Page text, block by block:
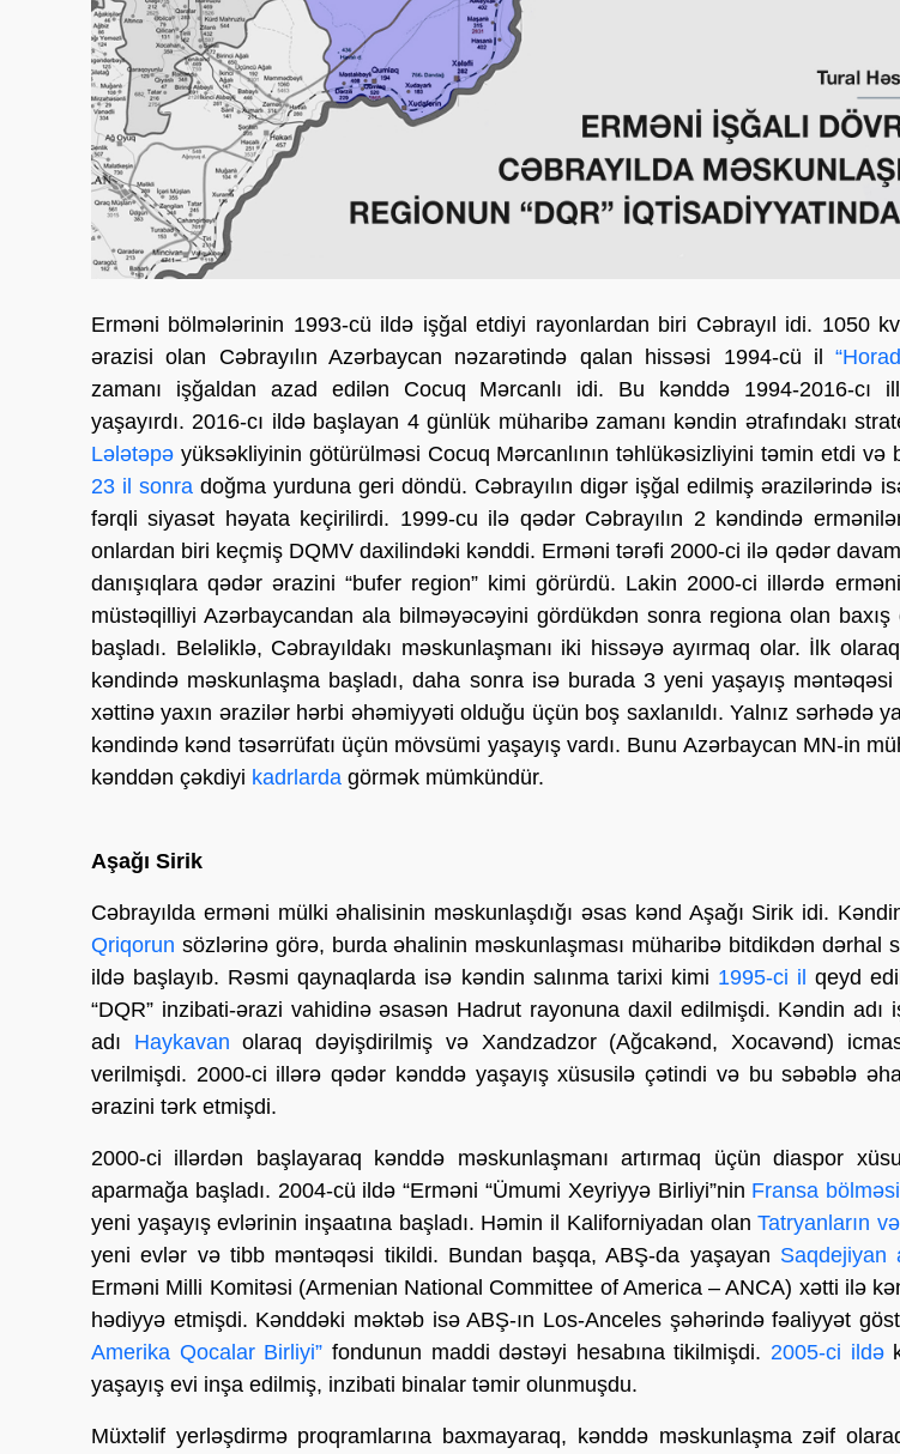
Erməni bölmələrinin 1993-cü ildə işğal etdiyi rayonlardan biri Cəbrayıl idi. 1050
ərazisi olan Cəbrayılın Azərbaycan nəzarətində qalan hissəsi 1994-cü il
zamanı işğaldan azad edilən Cocuq Mərcanlı idi. Bu kənddə 1994-2016-cı
yaşayırdı. 2016-cı ildə başlayan 4 günlük müharibə zamanı kəndin ətrafındakı
Lələtəpə yüksəkliyinin götürülməsi Cocuq Mərcanlının təhlükəsizliyini təmin etdi və
23 il sonra doğma yurduna geri döndü. Cəbrayılın digər işğal edilmiş ərazilərində
fərqli siyasət həyata keçirilirdi. 1999-cu ilə qədər Cəbrayılın 2 kəndində
onlardan biri keçmiş DQMV daxilindəki kənddi. Erməni tərəfi 2000-ci ilə qədər
danışıqlara qədər ərazini “bufer region” kimi görürdü. Lakin 2000-ci illərdə
müstəqilliyi Azərbaycandan ala bilməyəcəyini gördükdən sonra regiona olan baxış
başladı. Beləliklə, Cəbrayıldakı məskunlaşmanı iki hissəyə ayırmaq olar. İlk
kəndində məskunlaşma başladı, daha sonra isə burada 3 yeni yaşayış
xəttinə yaxın ərazilər hərbi əhəmiyyəti olduğu üçün boş saxlanıldı. Yalnız sərhədə
kəndində kənd təsərrüfatı üçün mövsümi yaşayış vardı. Bunu Azərbaycan MN-in
kənddən çəkdiyi kadrlarda görmək mümkündür.
Aşağı Sirik
Cəbrayılda erməni mülki əhalisinin məskunlaşdığı əsas kənd Aşağı Sirik idi.
Qriqorun sözlərinə görə, burda əhalinin məskunlaşması müharibə bitdikdən dərhal
ildə başlayıb. Rəsmi qaynaqlarda isə kəndin salınma tarixi kimi 1995-ci il qeyd
“DQR” inzibati-ərazi vahidinə əsasən Hadrut rayonuna daxil edilmişdi. Kəndin adı
adı Haykavan olaraq dəyişdirilmiş və Xandzadzor (Ağcakənd, Xocavənd)
verilmişdi. 2000-ci illərə qədər kənddə yaşayış xüsusilə çətindi və bu səbəblə
ərazini tərk etmişdi.
2000-ci illərdən başlayaraq kənddə məskunlaşmanı artırmaq üçün diaspor
aparmağa başladı. 2004-cü ildə “Erməni “Ümumi Xeyriyyə Birliyi”nin Fransa bölməsi
yeni yaşayış evlərinin inşaatına başladı. Həmin il Kaliforniyadan olanTatryanların
yeni evlər və tibb məntəqəsi tikildi. Bundan başqa, ABŞ-da yaşayan Saqdejiyan
Erməni Milli Komitəsi (Armenian National Committee of America – ANCA) xətti ilə
hədiyyə etmişdi. Kənddəki məktəb isə ABŞ-ın Los-Anceles şəhərində fəaliyyət
Amerika Qocalar Birliyi” fondunun maddi dəstəyi hesabına tikilmişdi. 2005-ci ildə
yaşayış evi inşa edilmiş, inzibati binalar təmir olunmuşdu.
Müxtəlif yerləşdirmə proqramlarına baxmayaraq, kənddə məskunlaşma zəif